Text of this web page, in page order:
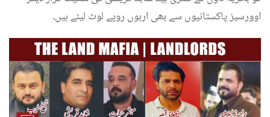
اوورسیز پاکستانیوں سے بھی اربوں روپے لوٹ لیئے ہیں۔